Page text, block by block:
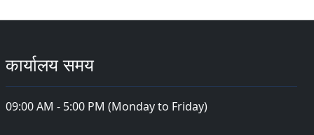
कार्यालय समय
09:00 AM - 5:00 PM (Monday to Friday)